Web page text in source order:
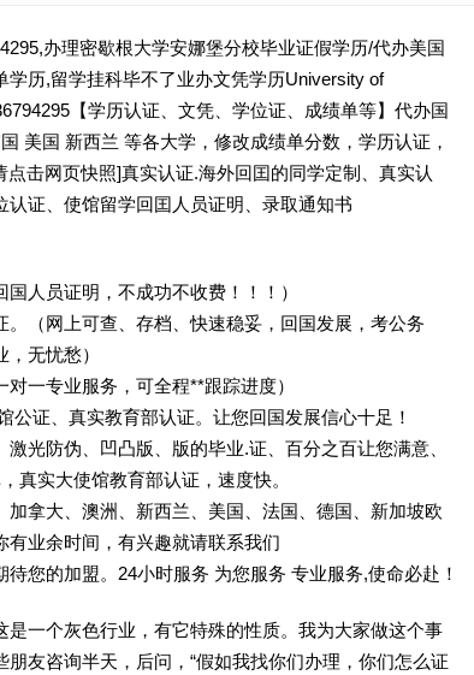
办理密歇根大学安娜堡分校毕业证假学历/代办美国
学历,留学挂科毕不了业办文凭学历University of
【学历认证、文凭、学位证、成绩单等】代办国
美国 新西兰 等各大学，修改成绩单分数，学历认证，
点击网页快照]真实认证.海外回囯的同学定制、真实认
证、使馆留学回囯人员证明、录取通知书
人员证明，不成功不收费！！！）
（网上可查、存档、快速稳妥，回国发展，考公务
，无忧愁）
对一专业服务，可全程**跟踪进度）
证、真实教育部认证。让您回国发展信心十足！
光防伪、凹凸版、版的毕业.证、百分之百让您满意、
真实大使馆教育部认证，速度快。
拿大、澳洲、新西兰、美国、法国、德国、新加坡欧
业余时间，有兴趣就请联系我们
您的加盟。24小时服务 为您服务 专业服务,使命必赴！
是一个灰色行业，有它特殊的性质。我为大家做这个事
友咨询半天，后问，“假如我找你们办理，你们怎么证